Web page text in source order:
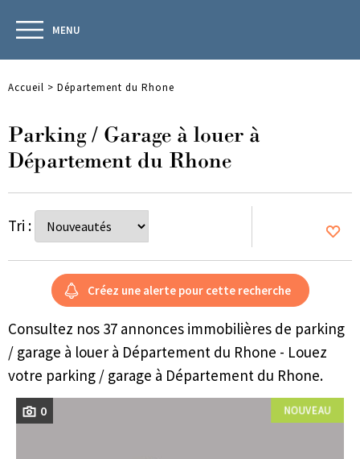
MENU
Accueil > Département du Rhone
Parking / Garage à louer à
Département du Rhone
Tri :
Consultez nos 37 annonces immobilières de parking
/ garage à louer à Département du Rhone - Louez
votre parking / garage à Département du Rhone.
0